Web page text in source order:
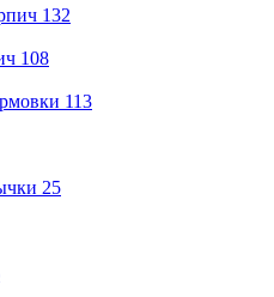
132
108
113
25